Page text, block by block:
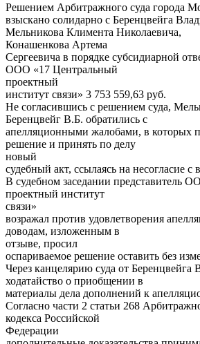
Решением Арбитражного суда города
взыскано солидарно с Беренцвейга
Мельникова Климента Николаевича,
Конашенкова Артема
Сергеевича в порядке субсидиарной
ООО «17 Центральный
проектный
институт связи» 3 753 559,63 руб.
Не согласившись с решением суда,
Беренцвейг В.Б. обратились с
апелляционными жалобами, в которых
решение и принять по делу
новый
судебный акт, ссылаясь на несогласие с
В судебном заседании представитель
проектный институт
связи»
возражал против удовлетворения
доводам, изложенным в
отзыве, просил
оспариваемое решение оставить без
Через канцелярию суда от Беренцвейга
ходатайство о приобщении в
материалы дела дополнений к
Согласно части 2 статьи 268
кодекса Российской
Федерации